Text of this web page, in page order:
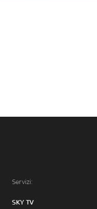
Servizi:
SKY TV